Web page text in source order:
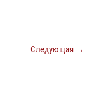
Следующая →